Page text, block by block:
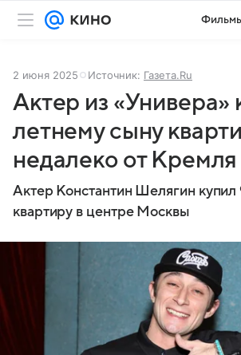
2 июня 2025 Источник: Газета.Ru
Актер из «Универа»
летнему сыну
недалеко от Кремля
Актер Константин Шелягин
квартиру в центре Москвы